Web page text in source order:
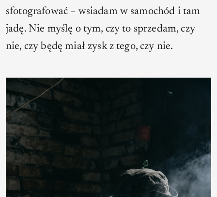
sfotografować – wsiadam w samochód i tam
jadę. Nie myślę o tym, czy to sprzedam, czy
nie, czy będę miał zysk z tego, czy nie.